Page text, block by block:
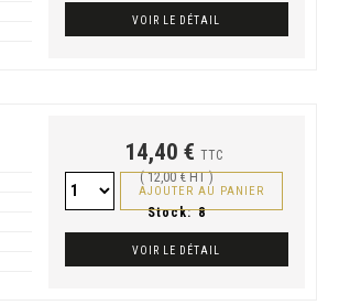
VOIR LE DÉTAIL
14,40 € TTC
( 12,00 € HT )
Stock: 8
AJOUTER AU PANIER
VOIR LE DÉTAIL